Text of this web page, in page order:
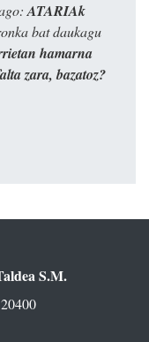
ATARIAk
bat daukagu
hamarna
zara, bazatoz?
S.M.